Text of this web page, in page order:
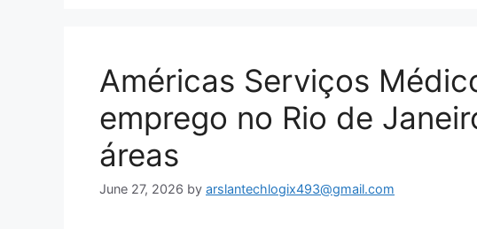
Américas Serviços
emprego no Rio de
áreas
June 27, 2026 by arslantechlogix493@gmail.com